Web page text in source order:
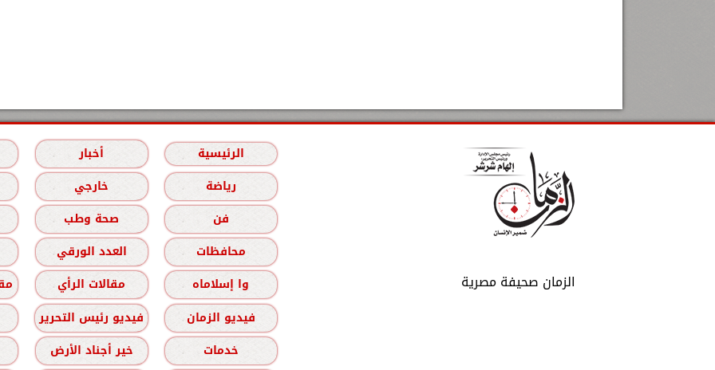
الزمان صحيفة مصرية
الرئيسية
أخبار
رياضة
خارجي
فن
صحة وطب
محافظات
العدد الورقي
وا إسلاماه
مقالات الرأي
فيديو الزمان
فيديو رئيس التحرير
خدمات
خير أجناد الأرض